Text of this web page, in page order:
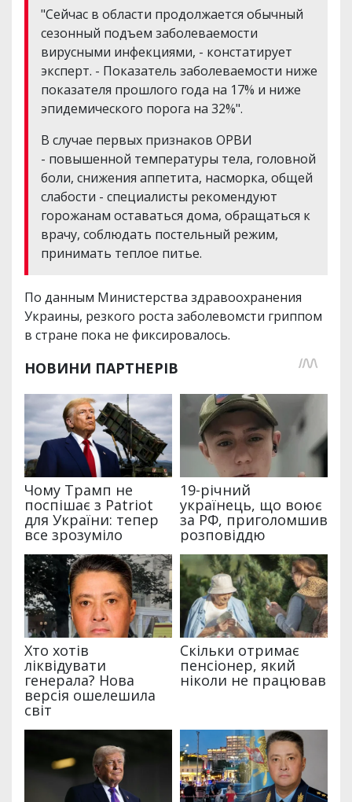
"Сейчас в области продолжается обычный
сезонный подъем заболеваемости
вирусными инфекциями, - констатирует
эксперт. - Показатель заболеваемости ниже
показателя прошлого года на 17% и ниже
эпидемического порога на 32%".
В случае первых признаков ОРВИ
- повышенной температуры тела, головной
боли, снижения аппетита, насморка, общей
слабости - специалисты рекомендуют
горожанам оставаться дома, обращаться к
врачу, соблюдать постельный режим,
принимать теплое питье.
По данным Министерства здравоохранения
Украины, резкого роста заболевомсти гриппом
в стране пока не фиксировалось.